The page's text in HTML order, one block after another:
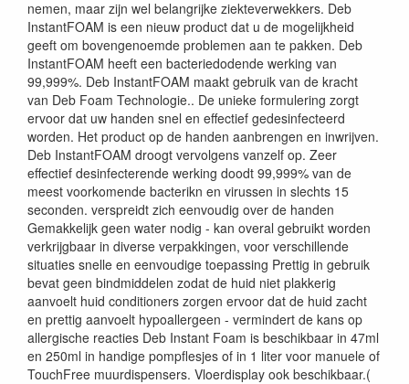
nemen, maar zijn wel belangrijke ziekteverwekkers. Deb
InstantFOAM is een nieuw product dat u de mogelijkheid
geeft om bovengenoemde problemen aan te pakken. Deb
InstantFOAM heeft een bacteriedodende werking van
99,999%. Deb InstantFOAM maakt gebruik van de kracht
van Deb Foam Technologie.. De unieke formulering zorgt
ervoor dat uw handen snel en effectief gedesinfecteerd
worden. Het product op de handen aanbrengen en inwrijven.
Deb InstantFOAM droogt vervolgens vanzelf op. Zeer
effectief desinfecterende werking doodt 99,999% van de
meest voorkomende bacterikn en virussen in slechts 15
seconden. verspreidt zich eenvoudig over de handen
Gemakkelijk geen water nodig - kan overal gebruikt worden
verkrijgbaar in diverse verpakkingen, voor verschillende
situaties snelle en eenvoudige toepassing Prettig in gebruik
bevat geen bindmiddelen zodat de huid niet plakkerig
aanvoelt huid conditioners zorgen ervoor dat de huid zacht
en prettig aanvoelt hypoallergeen - vermindert de kans op
allergische reacties Deb Instant Foam is beschikbaar in 47ml
en 250ml in handige pompflesjes of in 1 liter voor manuele of
TouchFree muurdispensers. Vloerdisplay ook beschikbaar.(